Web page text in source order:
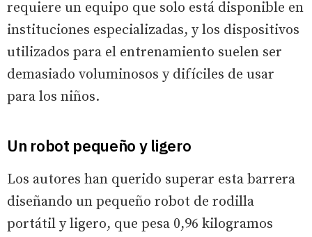
requiere un equipo que solo está disponible en
instituciones especializadas, y los dispositivos
utilizados para el entrenamiento suelen ser
demasiado voluminosos y difíciles de usar
para los niños.
Un robot pequeño y ligero
Los autores han querido superar esta barrera
diseñando un pequeño robot de rodilla
portátil y ligero, que pesa 0,96 kilogramos